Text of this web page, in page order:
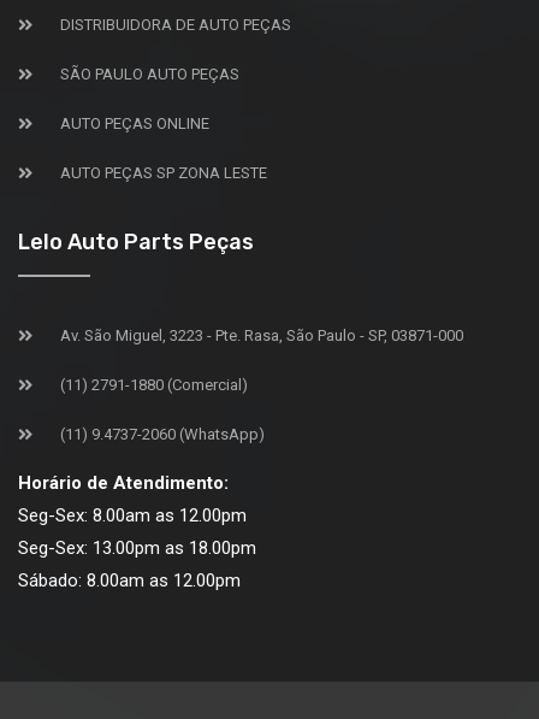
DISTRIBUIDORA DE AUTO PEÇAS
SÃO PAULO AUTO PEÇAS
AUTO PEÇAS ONLINE
AUTO PEÇAS SP ZONA LESTE
Lelo Auto Parts Peças
Av. São Miguel, 3223 - Pte. Rasa, São Paulo - SP, 03871-000
(11) 2791-1880 (Comercial)
(11) 9.4737-2060 (WhatsApp)
Horário de Atendimento:
Seg-Sex: 8.00am as 12.00pm
Seg-Sex: 13.00pm as 18.00pm
Sábado: 8.00am as 12.00pm